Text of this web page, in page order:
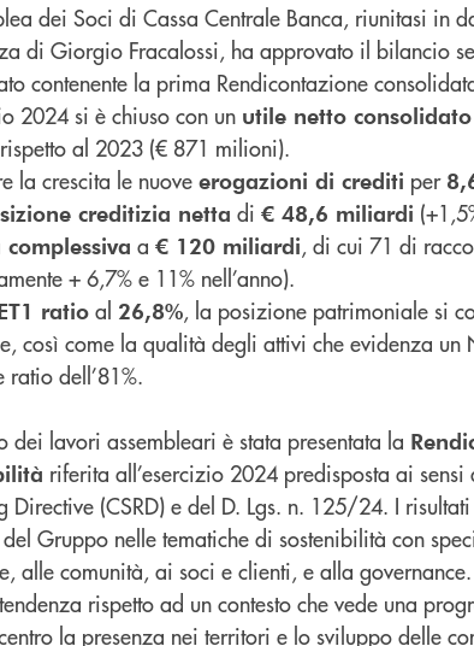
dei Soci di Cassa Centrale Banca, riunitasi in
di Giorgio Fracalossi, ha approvato il bilancio
contenente la prima Rendicontazione
2024 si è chiuso con un utile netto consolidato
al 2023 (€ 871 milioni).
la crescita le nuove erogazioni di crediti per
creditizia netta di € 48,6 miliardi
complessiva a € 120 miliardi, di cui 71 di
+ 6,7% e 11% nell’anno).
ratio al 26,8%, la posizione patrimoniale si
così come la qualità degli attivi che evidenza un
ratio dell’81%.
dei lavori assembleari è stata presentata la
riferita all’esercizio 2024 predisposta ai
Directive (CSRD) e del D. Lgs. n. 125/24. I
Gruppo nelle tematiche di sostenibilità con
alle comunità, ai soci e clienti, e alla governance.
rispetto ad un contesto che vede una
la presenza nei territori e lo sviluppo delle